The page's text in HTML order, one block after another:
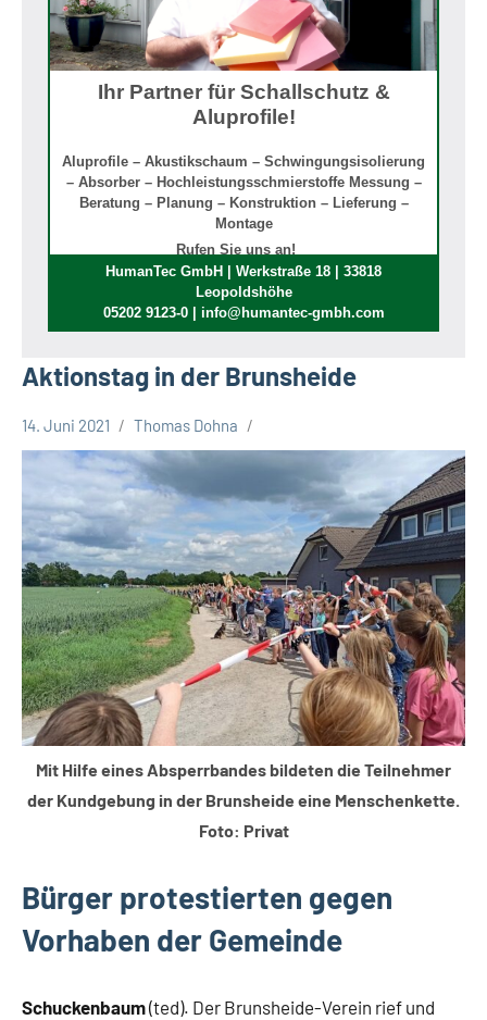
Ihr Partner für Schallschutz &
Aluprofile!
Aluprofile – Akustikschaum – Schwingungsisolierung
– Absorber – Hochleistungsschmierstoffe Messung –
Beratung – Planung – Konstruktion – Lieferung –
Montage
Rufen Sie uns an!
HumanTec GmbH | Werkstraße 18 | 33818
Leopoldshöhe
05202 9123-0 | info@humantec-gmbh.com
Aktionstag in der Brunsheide
Themen
14. Juni 2021 Thomas Dohna
Mit Hilfe eines Absperrbandes bildeten die Teilnehmer
der Kundgebung in der Brunsheide eine Menschenkette.
Foto: Privat
Bürger protestierten gegen
Vorhaben der Gemeinde
Schuckenbaum(ted). Der Brunsheide-Verein rief und